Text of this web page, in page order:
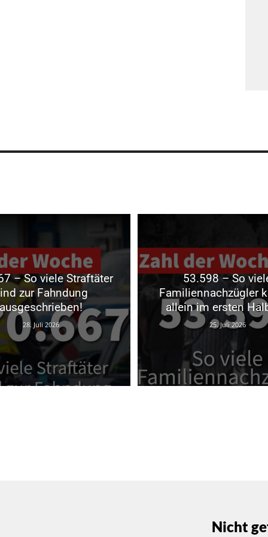
– So viele Straftäter
zur Fahndung
28. Juli 2026
53.598 – So
Familiennachzügler
allein im ersten
25. Juli 2026
Nicht